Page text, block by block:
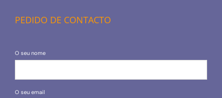
PEDIDO DE CONTACTO
O seu nome
O seu email